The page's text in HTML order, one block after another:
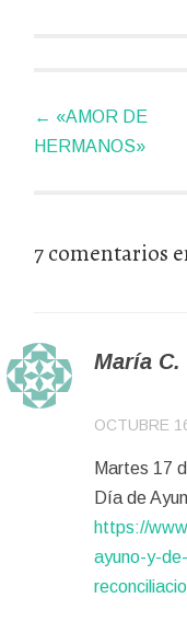
de
← «AMOR DE
HERMANOS»
7 comentarios
María C.
OCTUBRE
Martes 17
Día de
https://
ayuno-y-